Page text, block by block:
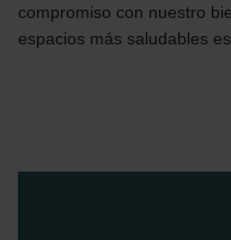
compromiso con nuestro
espacios más saludables